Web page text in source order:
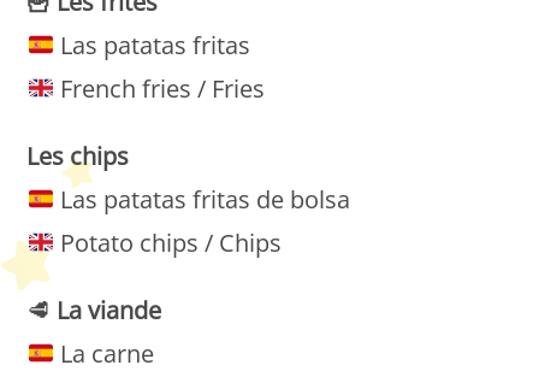
Las patatas fritas
French fries / Fries
Les chips
Las patatas fritas de bolsa
Potato chips / Chips
🥩 La viande
La carne